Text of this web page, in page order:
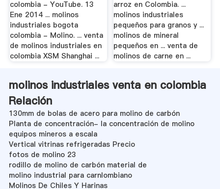
colombia - YouTube. 13
Ene 2014 ... molinos
industriales bogota
colombia - Molino. ... venta
de molinos industriales en
colombia XSM Shanghai ...
arroz en Colombia. ...
molinos industriales
pequeños para granos y ...
molinos de mineral
pequeños en ... venta de
molinos de carne en ...
molinos industriales venta en colombia
Relación
130mm de bolas de acero para molino de carbón
Planta de concentración- la concentración de molino
equipos mineros a escala
Vertical vitrinas refrigeradas Precio
fotos de molino 23
rodillo de molino de carbón material de
molino industrial para carnlombiano
Molinos De Chiles Y Harinas